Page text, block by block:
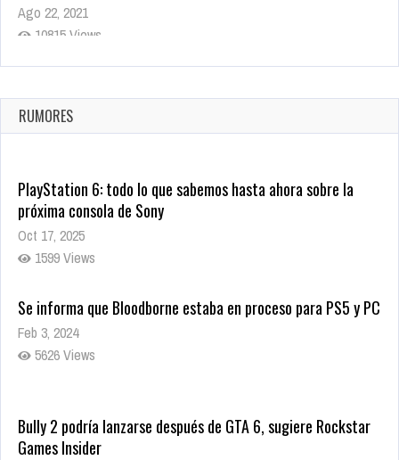
Ago 22, 2021
10815 Views
La configuración de Call of Duty 2021 aparentemente ya fue
Ago 8, 2021
10000 Views
RUMORES
PlayStation 6: todo lo que sabemos hasta ahora sobre la
próxima consola de Sony
Oct 17, 2025
1599 Views
Se informa que Bloodborne estaba en proceso para PS5 y PC
Feb 3, 2024
5626 Views
Bully 2 podría lanzarse después de GTA 6, sugiere Rockstar
Games Insider